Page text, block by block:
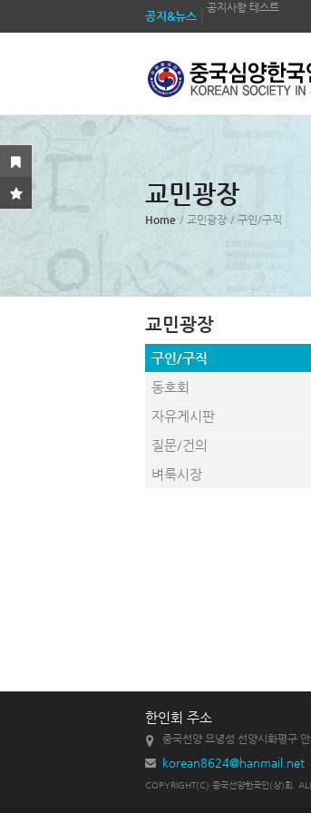
공지&뉴스
공지사항 테스트
공지사항 테스트
공지사항 테스트
교민광장
Home / 교민광장 / 구인/구직
교민광장
구인/구직
동호회
자유게시판
질문/건의
벼룩시장
한인회 주소
중국선양 요녕성 선양시화평구
korean8624@hanmail.net
COPYRIGHT(C) 중국선양한국인(상)회.
Sketchbook5, 스케치북5
Sketchbook5, 스케치북5
Sketchbook5, 스케치북5
Sketchbook5, 스케치북5